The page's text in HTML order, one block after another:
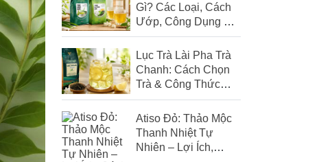
Gì? Các Loại, Cách
Ướp, Công Dụng Và
Cách Chọn Trà
Thơm Chuẩn
Lục Trà Lài Pha Trà
Chanh: Cách Chọn
Trà & Công Thức
Chuẩn Cho Quán
Atiso Đỏ: Thảo Mộc
Thanh Nhiệt Tự
Nhiên – Lợi Ích,